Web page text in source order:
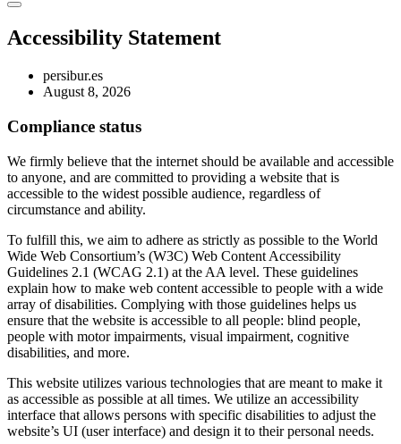
Accessibility Statement
persibur.es
August 8, 2026
Compliance status
We firmly believe that the internet should be available and accessible
to anyone, and are committed to providing a website that is
accessible to the widest possible audience, regardless of
circumstance and ability.
To fulfill this, we aim to adhere as strictly as possible to the World
Wide Web Consortium’s (W3C) Web Content Accessibility
Guidelines 2.1 (WCAG 2.1) at the AA level. These guidelines
explain how to make web content accessible to people with a wide
array of disabilities. Complying with those guidelines helps us
ensure that the website is accessible to all people: blind people,
people with motor impairments, visual impairment, cognitive
disabilities, and more.
This website utilizes various technologies that are meant to make it
as accessible as possible at all times. We utilize an accessibility
interface that allows persons with specific disabilities to adjust the
website’s UI (user interface) and design it to their personal needs.